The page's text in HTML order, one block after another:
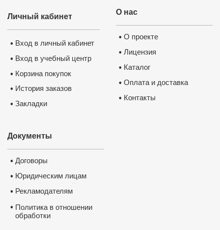
О нас
• О проекте
• Лицензия
• Каталог
• Оплата и доставка
• Контакты
Личный кабинет
• Вход в личный кабинет
• Вход в учебный центр
• Корзина покупок
• История заказов
• Закладки
Документы
• Договоры
• Юридическим лицам
• Рекламодателям
• Политика в отношении
обработки